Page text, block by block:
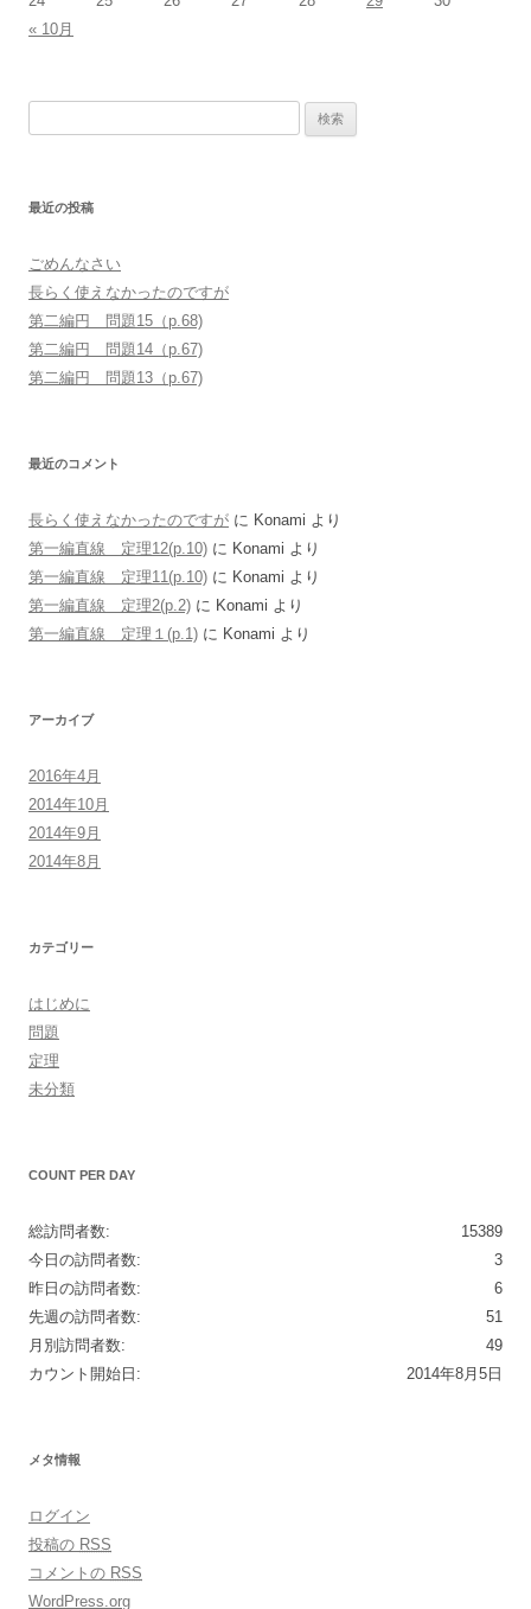
« 10月
最近の投稿
ごめんなさい
長らく使えなかったのですが
第二編円 問題15（p.68)
第二編円 問題14（p.67)
第二編円 問題13（p.67)
最近のコメント
長らく使えなかったのですが に Konami より
第一編直線 定理12(p.10) に Konami より
第一編直線 定理11(p.10) に Konami より
第一編直線 定理2(p.2) に Konami より
第一編直線 定理１(p.1) に Konami より
アーカイブ
2016年4月
2014年10月
2014年9月
2014年8月
カテゴリー
はじめに
問題
定理
未分類
COUNT PER DAY
15389
総訪問者数:
3
今日の訪問者数:
6
昨日の訪問者数:
51
先週の訪問者数:
49
月別訪問者数:
2014年8月5日
カウント開始日:
メタ情報
ログイン
投稿の RSS
コメントの RSS
WordPress.org